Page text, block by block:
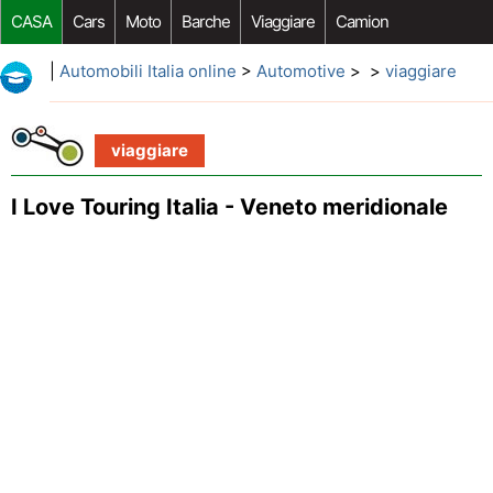
CASA Cars Moto Barche Viaggiare Camion
Riparazione Auto Acquisto Auto Car Opzioni Aftermarket
Automobili Italia online > Automotive > > viaggiare
viaggiare
I Love Touring Italia - Veneto meridionale